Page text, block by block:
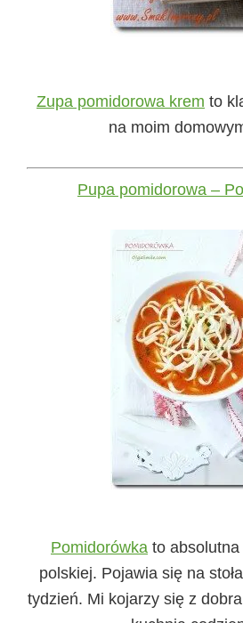
Zupa pomidorowa krem to
na moim
Pupa pomidorowa –
Pomidorówka to
polskiej. Pojawia się na
tydzień. Mi kojarzy się z